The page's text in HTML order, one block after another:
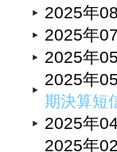
2025年
2025年
2025年
2025年
期決算短
2025年
2025年